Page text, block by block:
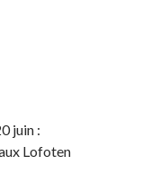
juin :
Lofoten